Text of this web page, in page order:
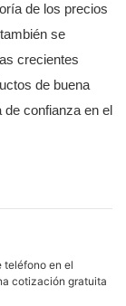
de los precios
se
crecientes
de buena
de confianza en el
teléfono en el
cotización gratuita